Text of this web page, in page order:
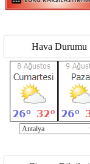
Hava Durumu